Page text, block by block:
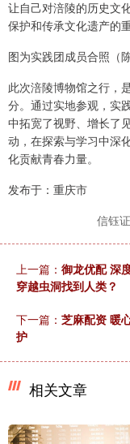
让自己对涪陵的历史文
保护和传承文化遗产的重
图为实践团成员合照（
此次涪陵博物馆之行，
分。通过实地参观，实
中拓宽了视野、增长了
动，在探索与学习中深
化贡献青春力量。
发布于：重庆市
信钰
上一篇： 御龙优配 深
穿越虫洞找到人类？
下一篇： 芝麻配资 暖
护
相关文章